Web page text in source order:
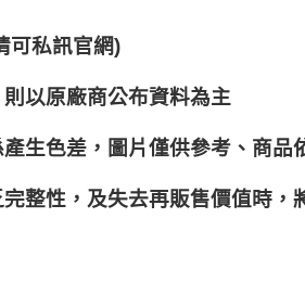
可私訊官網)
以原廠商公布資料為主
生色差，圖片僅供參考、商品
整性，及失去再販售價值時，